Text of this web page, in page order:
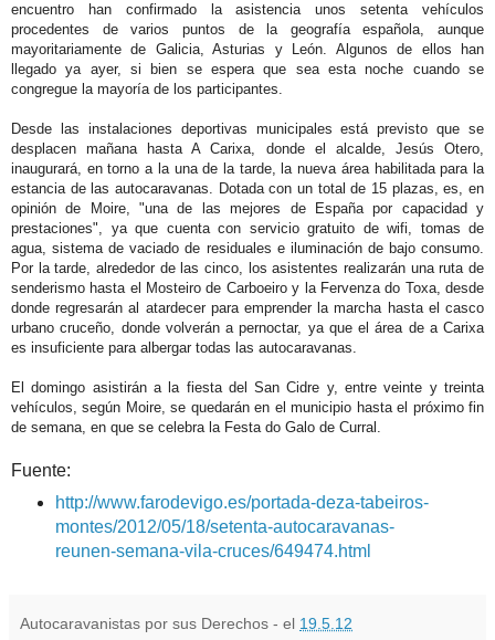
encuentro han confirmado la asistencia unos setenta vehículos
procedentes de varios puntos de la geografía española, aunque
mayoritariamente de Galicia, Asturias y León. Algunos de ellos han
llegado ya ayer, si bien se espera que sea esta noche cuando se
congregue la mayoría de los participantes.
Desde las instalaciones deportivas municipales está previsto que se
desplacen mañana hasta A Carixa, donde el alcalde, Jesús Otero,
inaugurará, en torno a la una de la tarde, la nueva área habilitada para la
estancia de las autocaravanas. Dotada con un total de 15 plazas, es, en
opinión de Moire, "una de las mejores de España por capacidad y
prestaciones", ya que cuenta con servicio gratuito de wifi, tomas de
agua, sistema de vaciado de residuales e iluminación de bajo consumo.
Por la tarde, alrededor de las cinco, los asistentes realizarán una ruta de
senderismo hasta el Mosteiro de Carboeiro y la Fervenza do Toxa, desde
donde regresarán al atardecer para emprender la marcha hasta el casco
urbano cruceño, donde volverán a pernoctar, ya que el área de a Carixa
es insuficiente para albergar todas las autocaravanas.
El domingo asistirán a la fiesta del San Cidre y, entre veinte y treinta
vehículos, según Moire, se quedarán en el municipio hasta el próximo fin
de semana, en que se celebra la Festa do Galo de Curral.
Fuente:
http://www.farodevigo.es/portada-deza-tabeiros-
montes/2012/05/18/setenta-autocaravanas-
reunen-semana-vila-cruces/649474.html
Autocaravanistas por sus Derechos - el 19.5.12